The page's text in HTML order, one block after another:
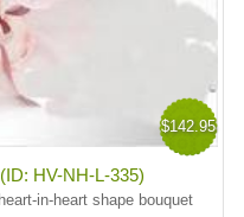
$142.95
HV-NH-L-335)
in-heart shape bouquet